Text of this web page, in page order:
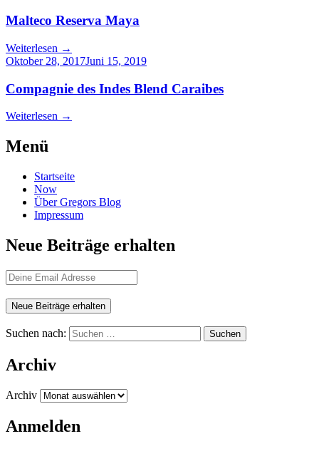
Malteco Reserva Maya
Weiterlesen →
Oktober 28, 2017Juni 15, 2019
Compagnie des Indes Blend Caraibes
Weiterlesen →
Menü
Startseite
Now
Über Gregors Blog
Impressum
Neue Beiträge erhalten
Suchen nach:
Archiv
Archiv
Anmelden